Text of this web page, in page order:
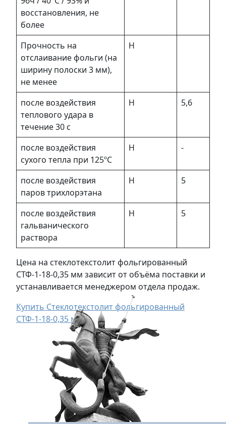
восстановления, не
более
Прочность на
отслаивание фольги (на
ширину полоски 3 мм),
не менее
Н
после воздействия
теплового удара в
течение 30 с
Н 5,6
после воздействия
сухого тепла при 125ºC
Н -
после воздействия
паров трихлорэтана
Н 5
после воздействия
гальванического
раствора
Н 5
Цена на стеклотекстолит фольгированный
СТФ-1-18-0,35 мм зависит от объёма поставки и
устанавливается менеджером отдела продаж.
Купить Стеклотекстолит фольгированный
СТФ-1-18-0,35 мм